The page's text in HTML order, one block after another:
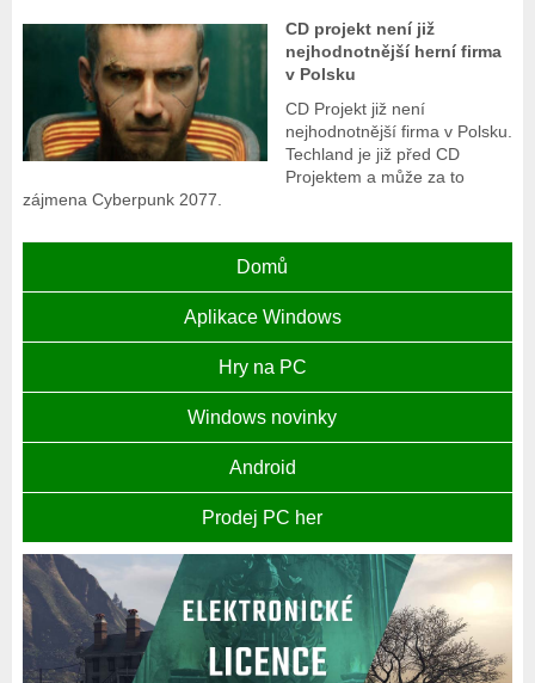
CD projekt není již
nejhodnotnější herní firma
v Polsku
CD Projekt již není
nejhodnotnější firma v Polsku.
Techland je již před CD
Projektem a může za to
zájmena Cyberpunk 2077.
Domů
Aplikace Windows
Hry na PC
Windows novinky
Android
Prodej PC her